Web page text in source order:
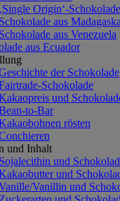
‚Single Origin‘-Schokolade
Schokolade aus
Schokolade aus Venezuela
aus Ecuador
der Schokolade
Schokolade
und
to-Bar
rösten
und Inhalt
Sojalecithin und
und
Vanillin und